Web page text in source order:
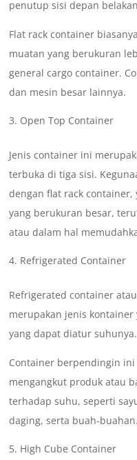
penutup sisi depan
Flat rack container
muatan yang berukuran
general cargo container.
dan mesin besar lainnya.
Open Top Container
Jenis container ini
terbuka di tiga sisi.
dengan flat rack
yang berukuran besar,
atau dalam hal
Refrigerated Container
Refrigerated container
merupakan jenis
yang dapat diatur suhunya.
Container berpendingin
mengangkut produk atau
terhadap suhu, seperti
daging, serta buah-buahan.
High Cube Container